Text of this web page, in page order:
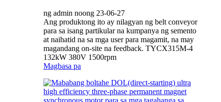
ng admin noong 23-06-27
Ang produktong ito ay nilagyan ng belt conveyor
para sa isang partikular na kumpanya ng semento
at naihatid na sa mga user para magamit, na may
magandang on-site na feedback. TYCX315M-4
132kW 380V 1500rpm
Magbasa pa